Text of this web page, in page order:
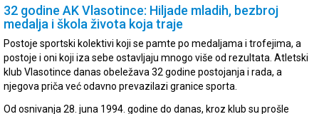
32 godine AK Vlasotince: Hiljade mladih, bezbroj
medalja i škola života koja traje
Postoje sportski kolektivi koji se pamte po medaljama i trofejima, a
postoje i oni koji iza sebe ostavljaju mnogo više od rezultata. Atletski
klub Vlasotince danas obeležava 32 godine postojanja i rada, a
njegova priča već odavno prevazilazi granice sporta.
Od osnivanja 28. juna 1994. godine do danas, kroz klub su prošle